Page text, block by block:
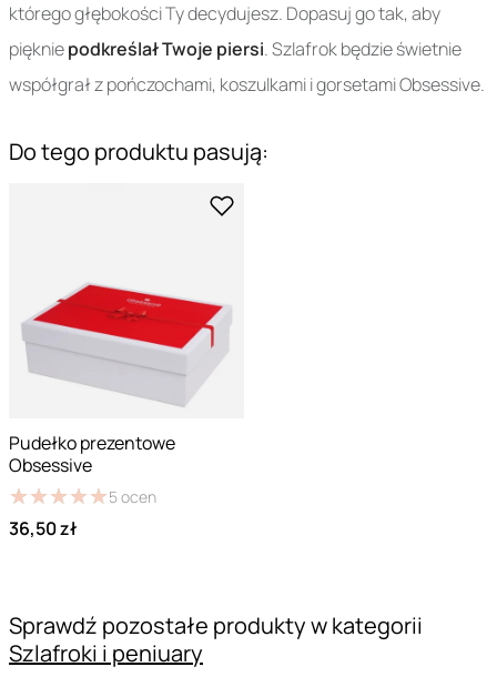
którego głębokości Ty decydujesz. Dopasuj go tak, aby
piękniepodkreślał Twoje piersi. Szlafrok będzie świetnie
współgrał z pończochami, koszulkami i gorsetami Obsessive.
Do tego produktu pasują:
Pudełko prezentowe
Obsessive
★★★★★
★★★★★5ocen
36,50 zł
Sprawdź pozostałe produkty w kategorii
Szlafroki i peniuary